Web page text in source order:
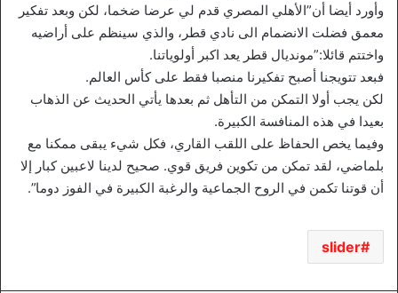
وأورد أيضا أن”الأهلي المصري قدم لي عرضا ضخما، لكن وبعد تفكير
معمق فضلت الانضمام الى نادي قطر، والذي سينظم على أراضيه
واختتم قائلا:”مونديال قطر يعد اكبر أولوياتنا.
فبعد تتويجنا أصبح تفكيرنا منصبا فقط على كأس العالم.
لكن يجب أولا التمكن من التأهل ثم بعدها يأتي الحديث عن الذهاب
بعيدا في هذه المنافسة الكبيرة.
وفيما يخص الحفاظ على اللقب القاري، فكل شيء يبقى ممكنا مع
بلماضي، لقد تمكن من تكوين فريق قوي. صحيح لدينا لاعبين كبار إلا
أن قوتنا تكمن في الروح الجماعية والرغبة الكبيرة في الفوز دوما”.
slider